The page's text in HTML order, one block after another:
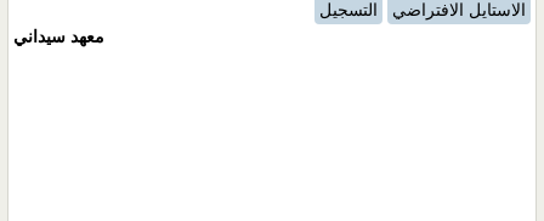
الاستايل الافتراضي
التسجيل
معهد سيداني